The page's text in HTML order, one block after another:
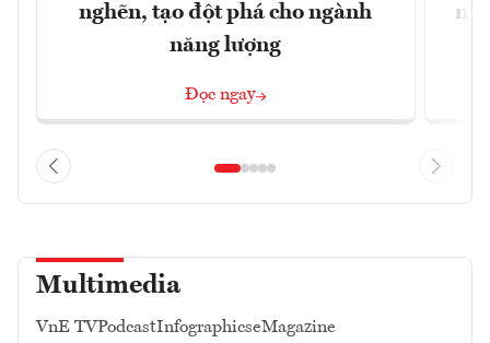
nghẽn, tạo đột phá cho ngành
năng lượng
Đọc ngay
Multimedia
VnE TVPodcastInfographicseMagazine